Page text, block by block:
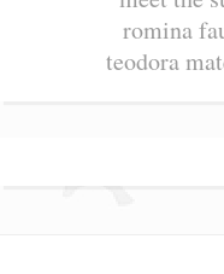
romina
teodora